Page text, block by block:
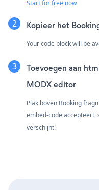
Start for free now
Kopieer het
Your code block will be
Toevoegen aan
MODX editor
Plak boven Booking
embed-code accepteert.
verschijnt!